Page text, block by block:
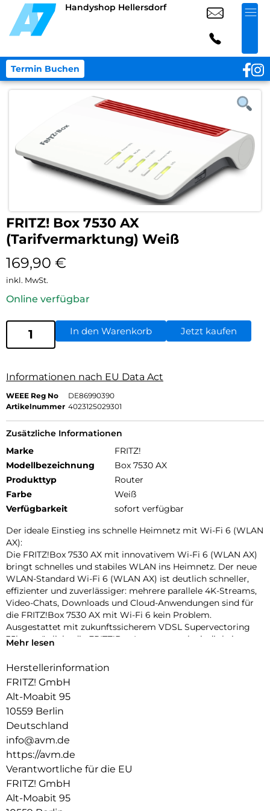
Handyshop Hellersdorf
Termin Buchen
FRITZ! Box 7530 AX
(Tarifvermarktung) Weiß
169,90 €
inkl. MwSt.
Online verfügbar
In den Warenkorb Jetzt kaufen
Informationen nach EU Data Act
WEEE Reg No
DE86990390
Artikelnummer 4023125029301
Zusätzliche Informationen
Marke
FRITZ!
Modellbezeichnung
Box 7530 AX
Produkttyp
Router
Farbe
Weiß
Verfügbarkeit
sofort verfügbar
Der ideale Einstieg ins schnelle Heimnetz mit Wi-Fi 6 (WLAN
AX):
Die FRITZ!Box 7530 AX mit innovativem Wi-Fi 6 (WLAN AX)
bringt schnelles und stabiles WLAN ins Heimnetz. Der neue
WLAN-Standard Wi-Fi 6 (WLAN AX) ist deutlich schneller,
effizienter und zuverlässiger: mehrere parallele 4K-Streams,
Video-Chats, Downloads und Cloud-Anwendungen sind für
die FRITZ!Box 7530 AX mit Wi-Fi 6 kein Problem.
Ausgestattet mit zukunftssicherem VDSL Supervectoring
35b ermöglicht die FRITZ!Box Internetgeschwindigkeiten
Telefonanlage mit DECTBasisstation sowie ein Anschluss für
Kommunikationsangebot.
Innovatives Wi-Fi 6 (WLAN AX) für ein Mesh-Heimnetz mit
vielen WLAN-Endgeräten:
Der neue Standard Wi-Fi 6 (WLAN AX) trägt der stetig
wachsenden Zahl an WLAN-Geräten Rechnung. Durch
Verringerung der Latenzzeiten und neues
Modulationsverfahren OFDMA mit QAM-1024 sorgt Wi-Fi 6
(WLAN AX) für einen schnellen und stabilen Datenfluss.
Insgesamt steht eine Bandbreite von 1.800 MBit/s im 5-
GHzBand und 600 MBit/s im 2,4-GHz-Band für viele parallele
Mehr lesen
Herstellerinformation
FRITZ! GmbH
Alt-Moabit 95
10559 Berlin
Deutschland
info@avm.de
https://avm.de
Verantwortliche für die EU
FRITZ! GmbH
Alt-Moabit 95